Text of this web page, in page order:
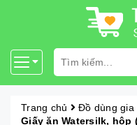
Trang chủ
Đồ dùng gia
Giấy ăn Watersilk, hộp